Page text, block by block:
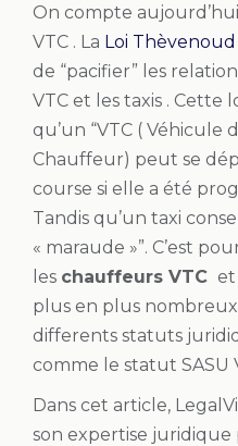
On compte
VTC . La Loi Thèvenoud
de “pacifier” les
VTC et les taxis .
qu’un “VTC ( Véhicule
Chauffeur) peut se
course si elle a été
Tandis qu’un taxi
« maraude »”. C’est
les chauffeurs VTC et
plus en plus
differents statuts
comme le statut SASU
Dans cet article,
son expertise